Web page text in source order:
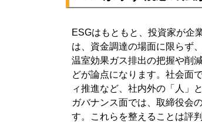
ESGはもともと、投資家が企
は、資金調達の場面に限らず
温室効果ガス排出の把握や削
どが論点になります。社会面
ィ推進など、社内外の「人」
ガバナンス面では、取締役会
す。これらを整えることは評